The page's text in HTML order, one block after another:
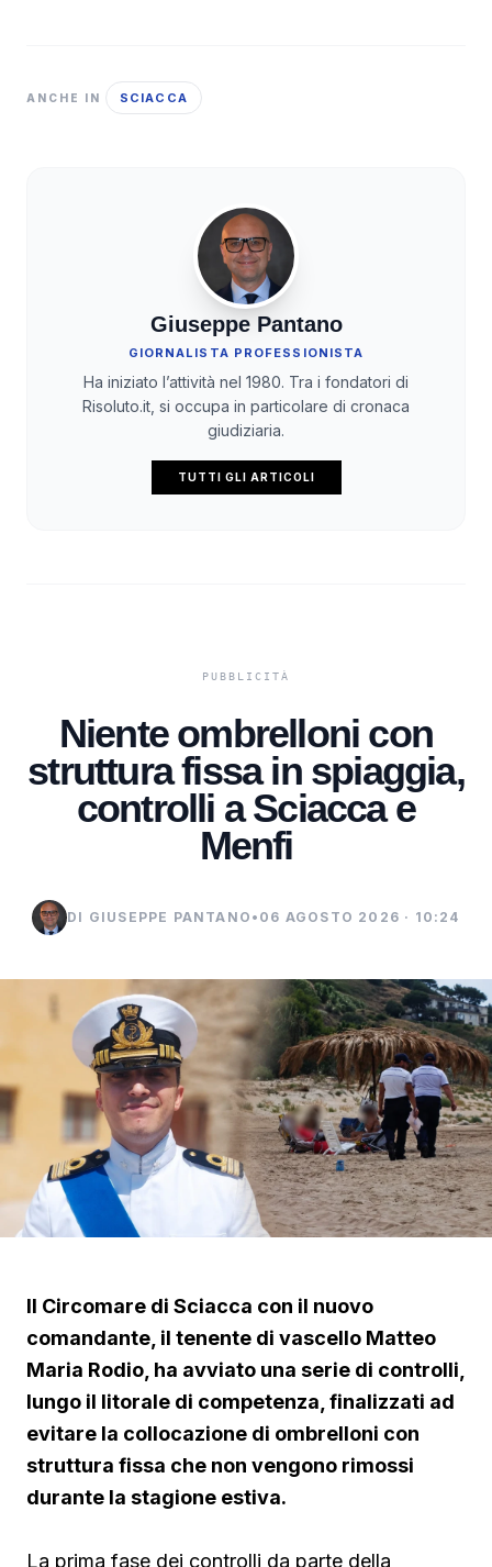
ANCHE IN SCIACCA
Giuseppe Pantano
GIORNALISTA PROFESSIONISTA
Ha iniziato l’attività nel 1980. Tra i fondatori di
Risoluto.it, si occupa in particolare di cronaca
giudiziaria.
TUTTI GLI ARTICOLI
Niente ombrelloni con
struttura fissa in spiaggia,
controlli a Sciacca e
Menfi
DI GIUSEPPE PANTANO • 06 AGOSTO 2026 · 10:24
Il Circomare di Sciacca con il nuovo
comandante, il tenente di vascello Matteo
Maria Rodio, ha avviato una serie di controlli,
lungo il litorale di competenza, finalizzati ad
evitare la collocazione di ombrelloni con
struttura fissa che non vengono rimossi
durante la stagione estiva.
La prima fase dei controlli da parte della